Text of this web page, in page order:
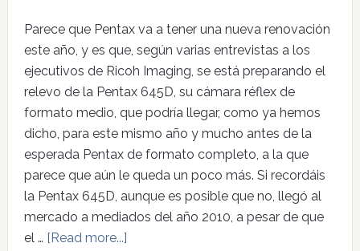
Parece que Pentax va a tener una nueva renovación
este año, y es que, según varias entrevistas a los
ejecutivos de Ricoh Imaging, se está preparando el
relevo de la Pentax 645D, su cámara réflex de
formato medio, que podría llegar, como ya hemos
dicho, para este mismo año y mucho antes de la
esperada Pentax de formato completo, a la que
parece que aún le queda un poco más. Si recordáis
la Pentax 645D, aunque es posible que no, llegó al
mercado a mediados del año 2010, a pesar de que
el … [Read more...]